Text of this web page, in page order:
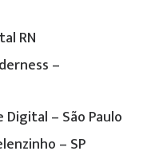
RN
–
– São Paulo
– SP